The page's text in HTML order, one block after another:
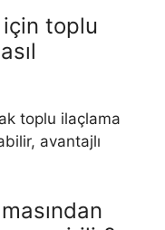
için toplu
toplu ilaçlama
avantajlı